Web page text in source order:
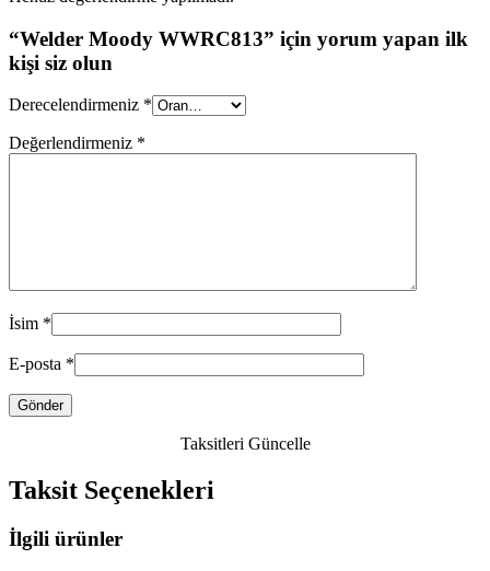
“Welder Moody WWRC813” için yorum yapan ilk
kişi siz olun
Derecelendirmeniz *
Değerlendirmeniz *
İsim *
E-posta *
Taksitleri Güncelle
Taksit Seçenekleri
İlgili ürünler